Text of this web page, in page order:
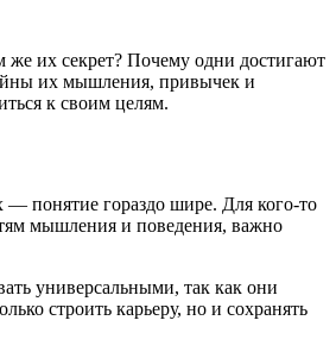
же их секрет? Почему одни достигают
их мышления, привычек и
к своим целям.
понятие гораздо шире. Для кого-то
мышления и поведения, важно
универсальными, так как они
строить карьеру, но и сохранять